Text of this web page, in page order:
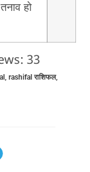
हो
33
, rashifal राशिफल,